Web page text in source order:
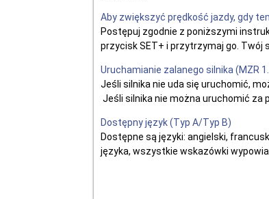
Aby zwiększyć prędkość jazdy, gdy
Postępuj zgodnie z poniższymi
przycisk SET+ i przytrzymaj go. Twój
Uruchamianie zalanego silnika (MZR
Jeśli silnika nie uda się uruchomić,
Jeśli silnika nie można uruchomić za
Dostępny język (Typ A/Typ B)
Dostępne są języki: angielski,
języka, wszystkie wskazówki